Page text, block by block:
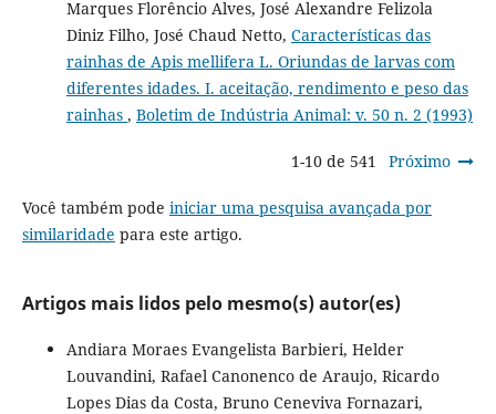
Marques Florêncio Alves, José Alexandre Felizola
Diniz Filho, José Chaud Netto, Características das
rainhas de Apis mellifera L. Oriundas de larvas com
diferentes idades. I. aceitação, rendimento e peso das
rainhas , Boletim de Indústria Animal: v. 50 n. 2 (1993)
1-10 de 541 Próximo
Você também pode iniciar uma pesquisa avançada por
similaridade para este artigo.
Artigos mais lidos pelo mesmo(s) autor(es)
Andiara Moraes Evangelista Barbieri, Helder
Louvandini, Rafael Canonenco de Araujo, Ricardo
Lopes Dias da Costa, Bruno Ceneviva Fornazari,